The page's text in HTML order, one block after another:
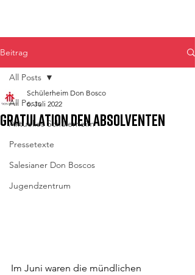
Beitrag
All Posts
Aktuelles Schülerheim
Pressetexte
Salesianer Don Boscos
Jugendzentrum
All Posts
Gratulation den Absolventen
Schülerheim Don Bosco
6. Juli 2022
Im Juni waren die mündlichen